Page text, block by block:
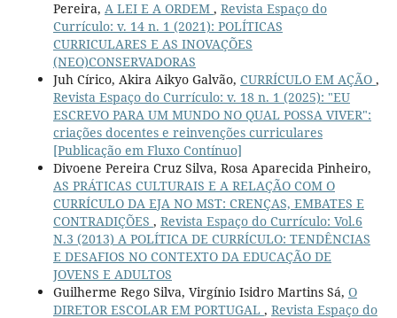
Pereira, A LEI E A ORDEM , Revista Espaço do
Currículo: v. 14 n. 1 (2021): POLÍTICAS
CURRICULARES E AS INOVAÇÕES
(NEO)CONSERVADORAS
Juh Círico, Akira Aikyo Galvão, CURRÍCULO EM AÇÃO ,
Revista Espaço do Currículo: v. 18 n. 1 (2025): "EU
ESCREVO PARA UM MUNDO NO QUAL POSSA VIVER":
criações docentes e reinvenções curriculares
[Publicação em Fluxo Contínuo]
Divoene Pereira Cruz Silva, Rosa Aparecida Pinheiro,
AS PRÁTICAS CULTURAIS E A RELAÇÃO COM O
CURRÍCULO DA EJA NO MST: CRENÇAS, EMBATES E
CONTRADIÇÕES , Revista Espaço do Currículo: Vol.6
N.3 (2013) A POLÍTICA DE CURRÍCULO: TENDÊNCIAS
E DESAFIOS NO CONTEXTO DA EDUCAÇÃO DE
JOVENS E ADULTOS
Guilherme Rego Silva, Virgínio Isidro Martins Sá, O
DIRETOR ESCOLAR EM PORTUGAL , Revista Espaço do